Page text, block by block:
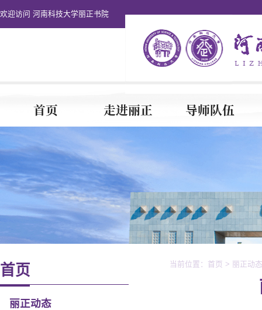
欢迎访问 河南科技大学丽正书院
首页 走进丽正 导师队伍
书院团建
首页
丽正动态
当前位置： 首页 > 丽正动态